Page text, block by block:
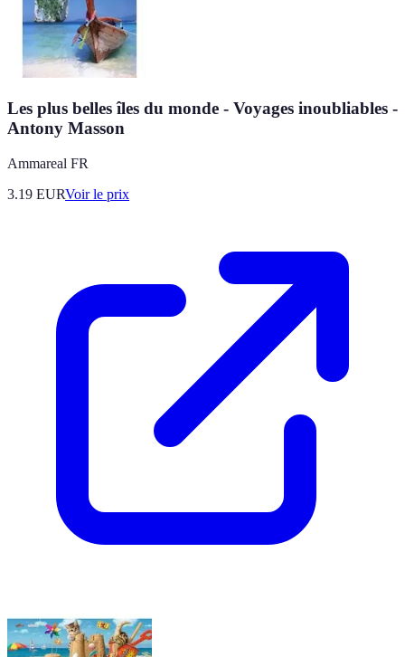
Les plus belles îles du monde - Voyages inoubliables -
Antony Masson
Ammareal FR
3.19 EURVoir le prix